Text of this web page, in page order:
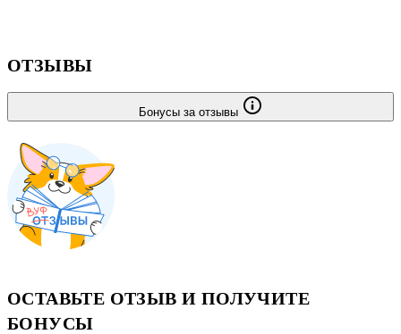
ОТЗЫВЫ
Бонусы за отзывы
ОСТАВЬТЕ ОТЗЫВ И ПОЛУЧИТЕ
БОНУСЫ